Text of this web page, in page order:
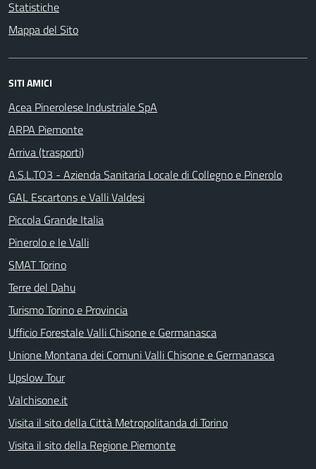
Statistiche
Mappa del Sito
SITI AMICI
Acea Pinerolese Industriale SpA
ARPA Piemonte
Arriva (trasporti)
A.S.L.TO3 - Azienda Sanitaria Locale di Collegno e Pinerolo
GAL Escartons e Valli Valdesi
Piccola Grande Italia
Pinerolo e le Valli
SMAT Torino
Terre del Dahu
Turismo Torino e Provincia
Ufficio Forestale Valli Chisone e Germanasca
Unione Montana dei Comuni Valli Chisone e Germanasca
Upslow Tour
Valchisone.it
Visita il sito della Città Metropolitanda di Torino
Visita il sito della Regione Piemonte